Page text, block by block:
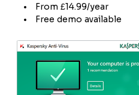
From £14.99/year
Free demo available